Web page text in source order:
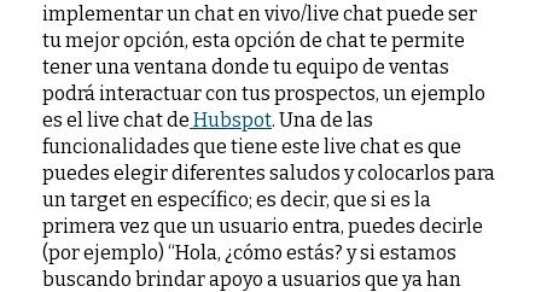
implementar un chat en vivo/live chat puede ser
tu mejor opción, esta opción de chat te permite
tener una ventana donde tu equipo de ventas
podrá interactuar con tus prospectos, un ejemplo
es el live chat de Hubspot. Una de las
funcionalidades que tiene este live chat es que
puedes elegir diferentes saludos y colocarlos para
un target en específico; es decir, que si es la
primera vez que un usuario entra, puedes decirle
(por ejemplo) “Hola, ¿cómo estás? y si estamos
buscando brindar apoyo a usuarios que ya han